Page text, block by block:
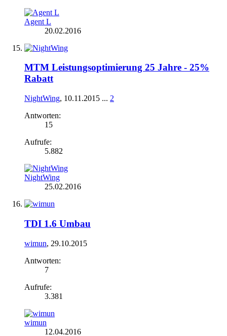
Agent L
20.02.2016
MTM Leistungsoptimierung 25 Jahre - 25%
Rabatt
NightWing, 10.11.2015 ... 2
Antworten:
15
Aufrufe:
5.882
NightWing
25.02.2016
TDI 1.6 Umbau
wimun, 29.10.2015
Antworten:
7
Aufrufe:
3.381
wimun
12.04.2016